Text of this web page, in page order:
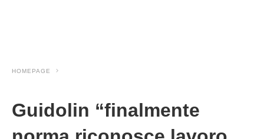
HOMEPAGE
Guidolin “finalmente